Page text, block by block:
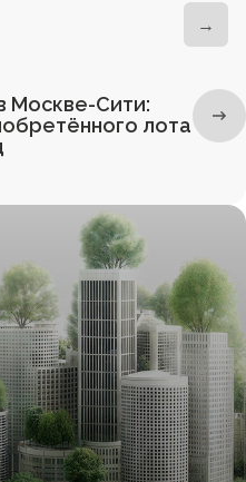
→
Москве-Сити:
лота